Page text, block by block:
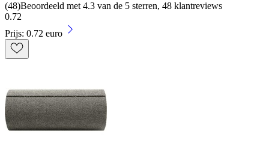
(48)Beoordeeld met 4.3 van de 5 sterren, 48 klantreviews
0.72
Prijs: 0.72 euro